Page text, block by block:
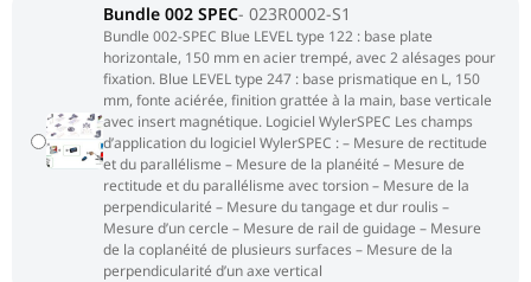
Bundle 002 SPEC 023R0002-S1
Bundle 002-SPEC Blue LEVEL type 122 : base plate
horizontale, 150 mm en acier trempé, avec 2 alésages pour
fixation. Blue LEVEL type 247 : base prismatique en L, 150
mm, fonte aciérée, finition grattée à la main, base verticale
avec insert magnétique. Logiciel WylerSPEC Les champs
d’application du logiciel WylerSPEC : – Mesure de rectitude
et du parallélisme – Mesure de la planéité – Mesure de
rectitude et du parallélisme avec torsion – Mesure de la
perpendicularité – Mesure du tangage et dur roulis –
Mesure d’un cercle – Mesure de rail de guidage – Mesure
de la coplanéité de plusieurs surfaces – Mesure de la
perpendicularité d’un axe vertical